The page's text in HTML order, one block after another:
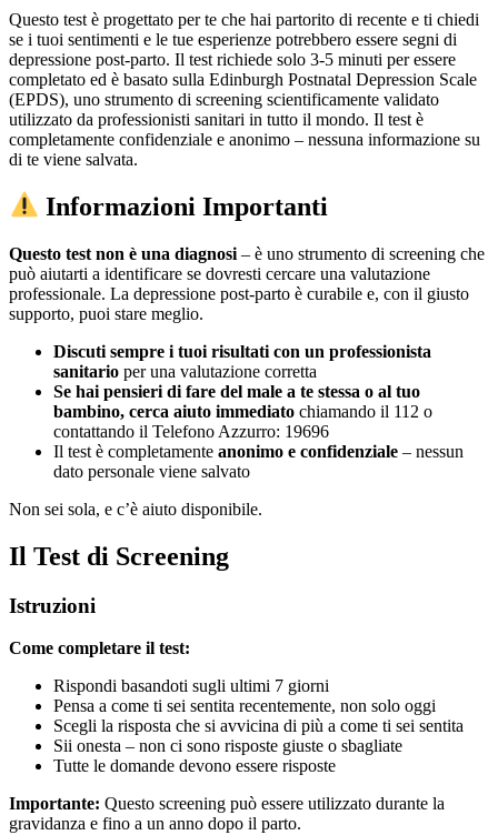
Questo test è progettato per te che hai partorito di recente e ti chiedi
se i tuoi sentimenti e le tue esperienze potrebbero essere segni di
depressione post-parto. Il test richiede solo 3-5 minuti per essere
completato ed è basato sulla Edinburgh Postnatal Depression Scale
(EPDS), uno strumento di screening scientificamente validato
utilizzato da professionisti sanitari in tutto il mondo. Il test è
completamente confidenziale e anonimo – nessuna informazione su
di te viene salvata.
Informazioni Importanti
Questo test non è una diagnosi – è uno strumento di screening che
può aiutarti a identificare se dovresti cercare una valutazione
professionale. La depressione post-parto è curabile e, con il giusto
supporto, puoi stare meglio.
Discuti sempre i tuoi risultati con un professionista
sanitario per una valutazione corretta
Se hai pensieri di fare del male a te stessa o al tuo
bambino, cerca aiuto immediato chiamando il 112 o
contattando il Telefono Azzurro: 19696
Il test è completamente anonimo e confidenziale – nessun
dato personale viene salvato
Non sei sola, e c’è aiuto disponibile.
Il Test di Screening
Istruzioni
Come completare il test:
Rispondi basandoti sugli ultimi 7 giorni
Pensa a come ti sei sentita recentemente, non solo oggi
Scegli la risposta che si avvicina di più a come ti sei sentita
Sii onesta – non ci sono risposte giuste o sbagliate
Tutte le domande devono essere risposte
Importante: Questo screening può essere utilizzato durante la
gravidanza e fino a un anno dopo il parto.